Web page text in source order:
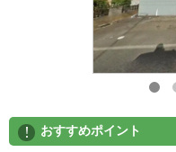
! おすすめポイント